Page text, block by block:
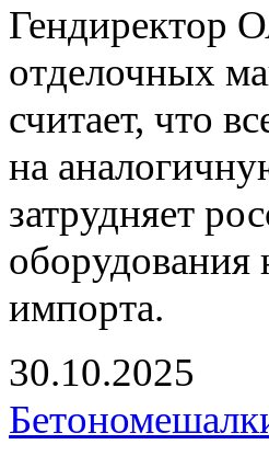
Гендиректор
отделочных
считает, что
на
затрудняет
оборудования
импорта.
30.10.2025